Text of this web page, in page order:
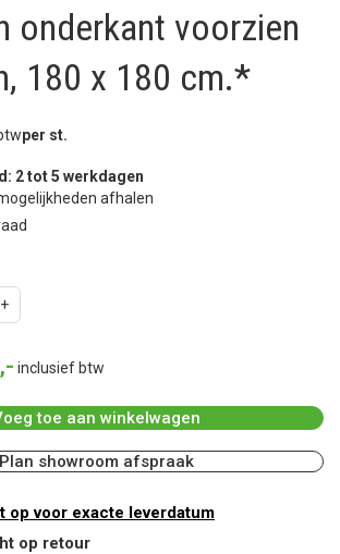
onderkant voorzien
180 x 180 cm.*
per st.
2 tot 5 werkdagen
afhalen
,- inclusief btw
toe aan winkelwagen
Plan showroom afspraak
op voor exacte leverdatum
op retour